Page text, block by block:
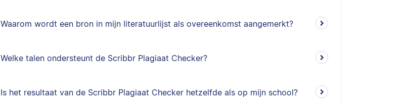
Waarom wordt een bron in mijn literatuurlijst als overeenkomst aangemerkt?
Welke talen ondersteunt de Scribbr Plagiaat Checker?
Is het resultaat van de Scribbr Plagiaat Checker hetzelfde als op mijn school?